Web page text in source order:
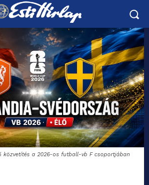
közvetítés a 2026-os futball-vb F csoportjában